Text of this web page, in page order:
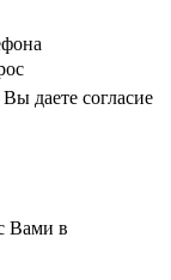
даете согласие
даете согласие
Вами в